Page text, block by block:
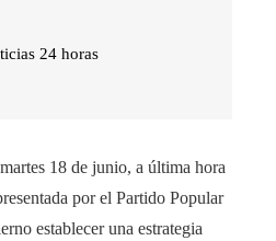
24 horas
18 de junio, a última hora
por el Partido Popular
establecer una estrategia